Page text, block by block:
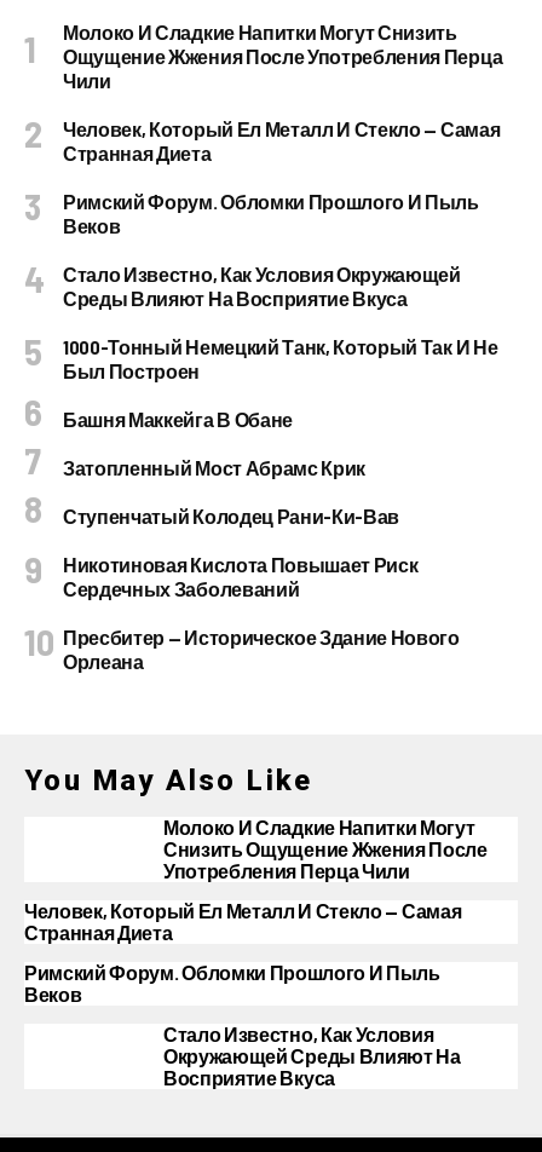
Молоко И Сладкие Напитки Могут Снизить
Ощущение Жжения После Употребления Перца
Чили
Человек, Который Ел Металл И Стекло — Самая
Странная Диета
Римский Форум. Обломки Прошлого И Пыль
Веков
Стало Известно, Как Условия Окружающей
Среды Влияют На Восприятие Вкуса
1000-Тонный Немецкий Танк, Который Так И Не
Был Построен
Башня Маккейга В Обане
Затопленный Мост Абрамс Крик
Ступенчатый Колодец Рани-Ки-Вав
Никотиновая Кислота Повышает Риск
Сердечных Заболеваний
Пресбитер — Историческое Здание Нового
Орлеана
You May Also Like
Молоко И Сладкие Напитки Могут
Снизить Ощущение Жжения После
Употребления Перца Чили
Человек, Который Ел Металл И Стекло — Самая
Странная Диета
Римский Форум. Обломки Прошлого И Пыль
Веков
Стало Известно, Как Условия
Окружающей Среды Влияют На
Восприятие Вкуса